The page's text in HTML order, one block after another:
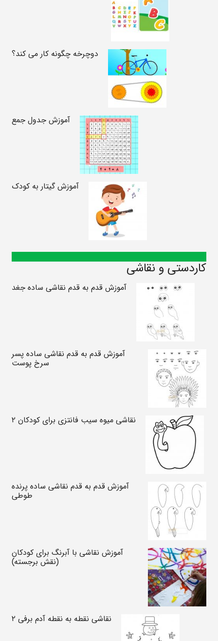
دوچرخه چگونه کار می کند؟
آموزش جدول جمع
آموزش گیتار به کودک
کاردستی و نقاشی
آموزش قدم به قدم نقاشی ساده جغد
آموزش قدم به قدم نقاشی ساده پسر
سرخ پوست
نقاشی میوه سیب فانتزی برای کودکان ۲
آموزش قدم به قدم نقاشی ساده پرنده
طوطی
آموزش نقاشی با آبرنگ برای کودکان
(نقش برجسته)
نقاشی نقطه به نقطه آدم برفی ۲